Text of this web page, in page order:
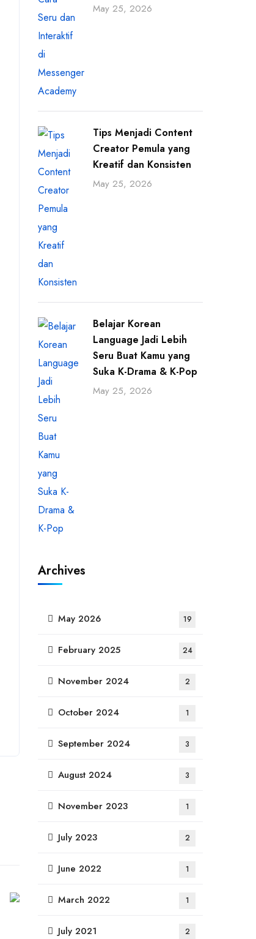
May 25, 2026
Tips Menjadi Content
Creator Pemula yang
Kreatif dan Konsisten
May 25, 2026
Belajar Korean
Language Jadi Lebih
Seru Buat Kamu yang
Suka K-Drama & K-Pop
May 25, 2026
Archives
May 2026 19
February 2025 24
November 2024 2
October 2024 1
September 2024 3
August 2024 3
November 2023 1
July 2023 2
June 2022 1
March 2022 1
July 2021 2